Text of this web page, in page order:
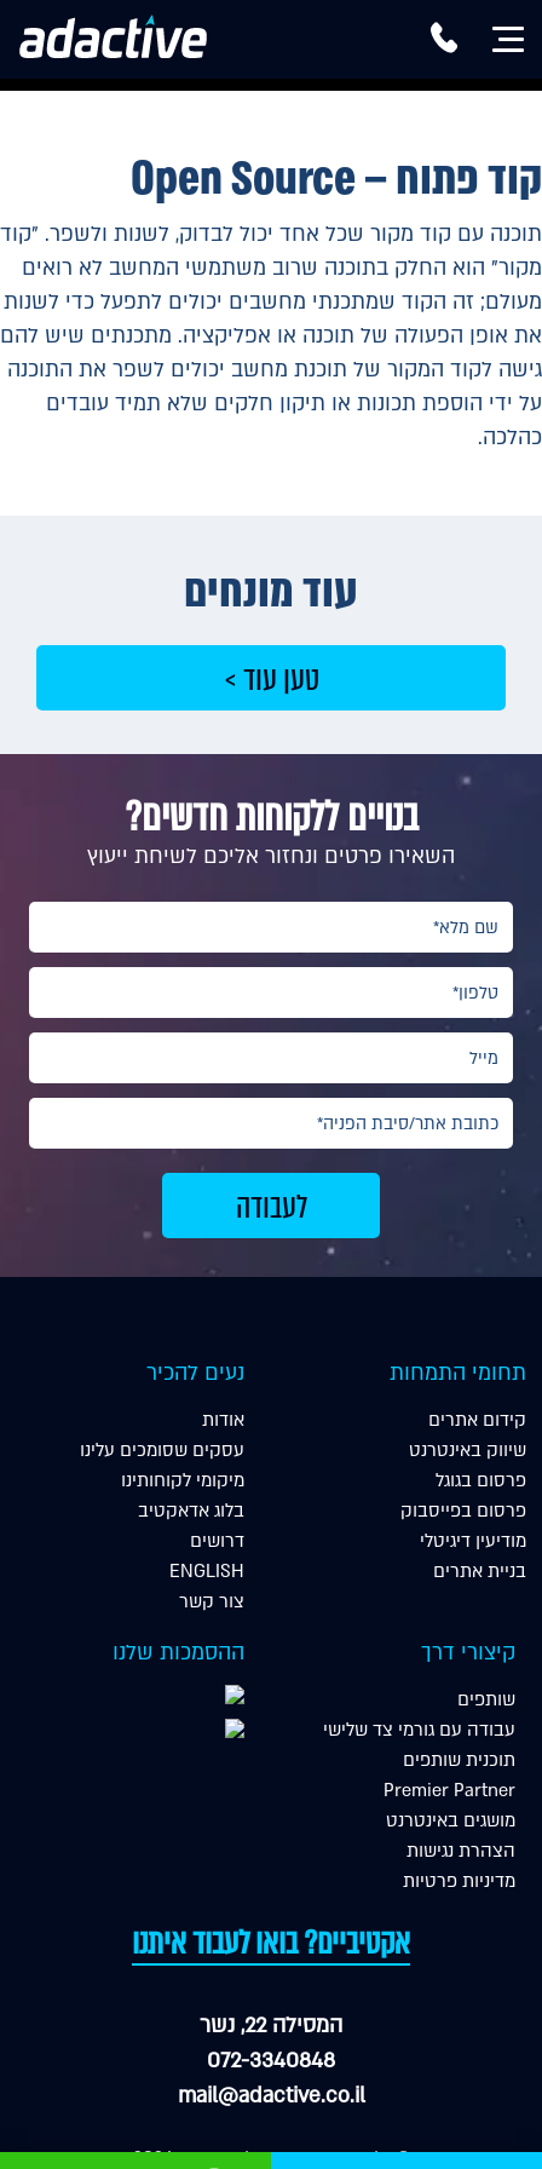
קוד פתוח – Open Source
תוכנה עם קוד מקור שכל אחד יכול לבדוק, לשנות ולשפר. "קוד
מקור" הוא החלק בתוכנה שרוב משתמשי המחשב לא רואים
מעולם; זה הקוד שמתכנתי מחשבים יכולים לתפעל כדי לשנות
את אופן הפעולה של תוכנה או אפליקציה. מתכנתים שיש להם
גישה לקוד המקור של תוכנת מחשב יכולים לשפר את התוכנה
על ידי הוספת תכונות או תיקון חלקים שלא תמיד עובדים
כהלכה.
עוד מונחים
טען עוד >
בנויים ללקוחות חדשים?
השאירו פרטים ונחזור אליכם לשיחת ייעוץ
תחומי התמחות
קידום אתרים
שיווק באינטרנט
פרסום בגוגל
פרסום בפייסבוק
מודיעין דיגיטלי
בניית אתרים
נעים להכיר
אודות
עסקים שסומכים עלינו
מיקומי לקוחותינו
בלוג אדאקטיב
דרושים
ENGLISH
צור קשר
קיצורי דרך
שותפים
עבודה עם גורמי צד שלישי
תוכנית שותפים
Premier Partner
מושגים באינטרנט
הצהרת נגישות
מדיניות פרטיות
ההסמכות שלנו
אקטיביים? בואו לעבוד איתנו
המסילה 22, נשר
072-3340848
mail@adactive.co.il
© כל הזכויות שמורות לאדאקטיב 2026